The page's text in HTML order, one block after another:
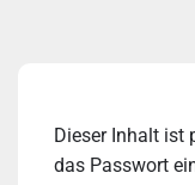
Dieser Inhalt ist
das Passwort